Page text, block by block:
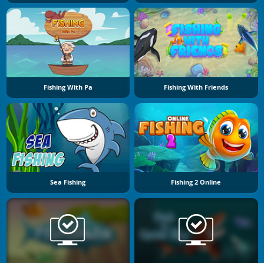
Fishing With Pa Fishing With Friends
Sea Fishing Fishing 2 Online